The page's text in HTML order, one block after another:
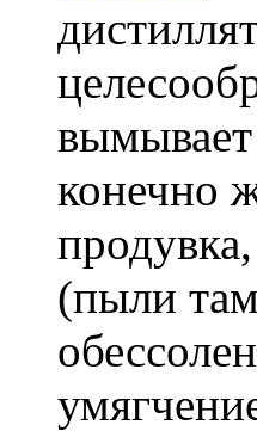
конечно
(пыли